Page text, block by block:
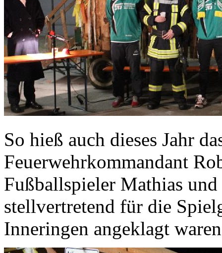
So hieß auch dieses Jahr
Feuerwehrkommandant
Fußballspieler Mathias
stellvertretend für die
Inneringen angeklagt